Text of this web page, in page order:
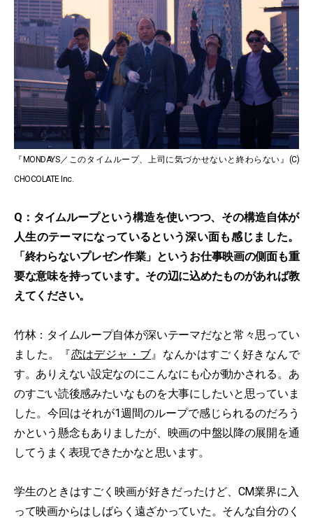
『MONDAYS／このタイムループ、上司に気づかせないと終わらない』 (C)
CHOCOLATE Inc.
Q：タイムループという構造を使いつつ、その構造自体が
人生のテーマになっているという深い面も感じました。
「終わらないプレゼン作業」というお仕事映画の側面も重
要な意味を持っています。その辺に込めたものがあれば教
えてください。
竹林：タイムループ自体が深いテーマだなと常々思ってい
ました。『恋はデジャ・ブ 』なんかはすごく好きなんで
す。ありえない設定なのにこんなにも心が動かされる。あ
のすごい読後感みたいなものを大事にしたいと思っていま
した。今回はそれが1週間のループで感じられるのだろう
かという懸念もありましたが、映画の中盤以降の展開を通
してうまく表現できたかなと思います。
学生のときはすごく映画が好きだったけど、CM業界に入
って映画からはしばらく遠ざかっていた。そんな自分のく